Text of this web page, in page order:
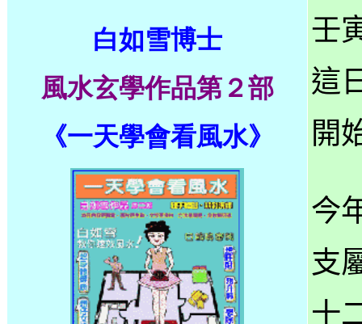
白如雪博士
風水玄學作品第２部
《一天學會看風水》
壬
這
開
今
支
十